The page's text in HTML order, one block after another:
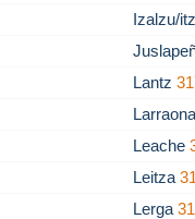
Izalzu/
Lantz
Leache
Leitza
Lerga